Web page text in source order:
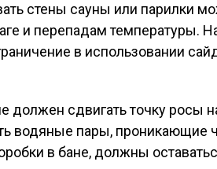
стены сауны или парилки
и перепадам температуры.
в использовании
должен сдвигать точку росы
водяные пары, проникающие
в бане, должны